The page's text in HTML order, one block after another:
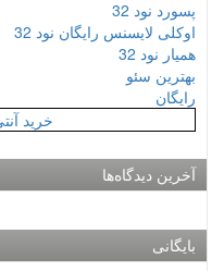
پسورد نود 32
اوکلی لایسنس رایگان نود 32
همیار نود 32
بهترین سئو
رایگان
خرید
آخرین دیدگاه‌ها
بایگانی